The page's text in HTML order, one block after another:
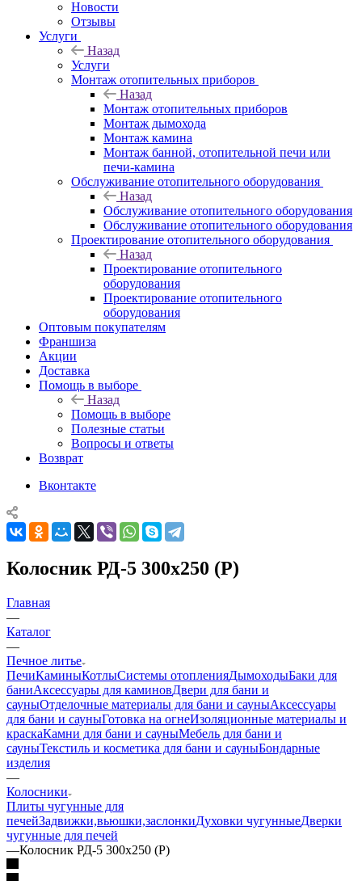
Новости
Отзывы
Услуги
Назад
Услуги
Монтаж отопительных приборов
Назад
Монтаж отопительных приборов
Монтаж дымохода
Монтаж камина
Монтаж банной, отопительной печи или
печи-камина
Обслуживание отопительного оборудования
Назад
Обслуживание отопительного оборудования
Обслуживание отопительного оборудования
Проектирование отопительного оборудования
Назад
Проектирование отопительного
оборудования
Проектирование отопительного
оборудования
Оптовым покупателям
Франшиза
Акции
Доставка
Помощь в выборе
Назад
Помощь в выборе
Полезные статьи
Вопросы и ответы
Возврат
Вконтакте
Колосник РД-5 300х250 (Р)
Главная
—
Каталог
—
Печное литье
ПечиКаминыКотлыСистемы отопленияДымоходыБаки для
баниАксессуары для каминовДвери для бани и
сауныОтделочные материалы для бани и сауныАксессуары
для бани и сауныГотовка на огнеИзоляционные материалы и
краскаКамни для бани и сауныМебель для бани и
сауныТекстиль и косметика для бани и сауныБондарные
изделия
—
Колосники
Плиты чугунные для
печейЗадвижки,вьюшки,заслонкиДуховки чугунныеДверки
чугунные для печей
—Колосник РД-5 300х250 (Р)